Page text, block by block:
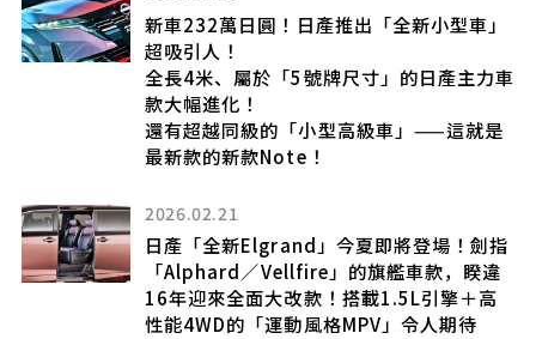
新車232萬日圓！日產推出「全新小型車」
超吸引人！
全長4米、屬於「5號牌尺寸」的日產主力車
款大幅進化！
還有超越同級的「小型高級車」——這就是
最新款的新款Note！
2026.02.21
日產「全新Elgrand」今夏即將登場！劍指
「Alphard／Vellfire」的旗艦車款，睽違
16年迎來全面大改款！搭載1.5L引擎＋高
性能4WD的「運動風格MPV」令人期待